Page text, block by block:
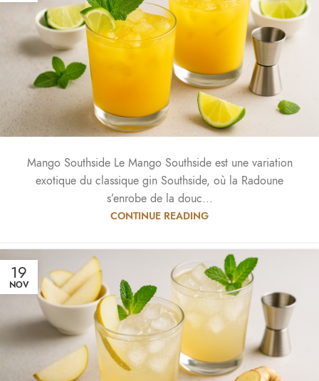
Mango Southside Le Mango Southside est une variation
exotique du classique gin Southside, où la Radoune
s’enrobe de la douc...
CONTINUE READING
19
NOV